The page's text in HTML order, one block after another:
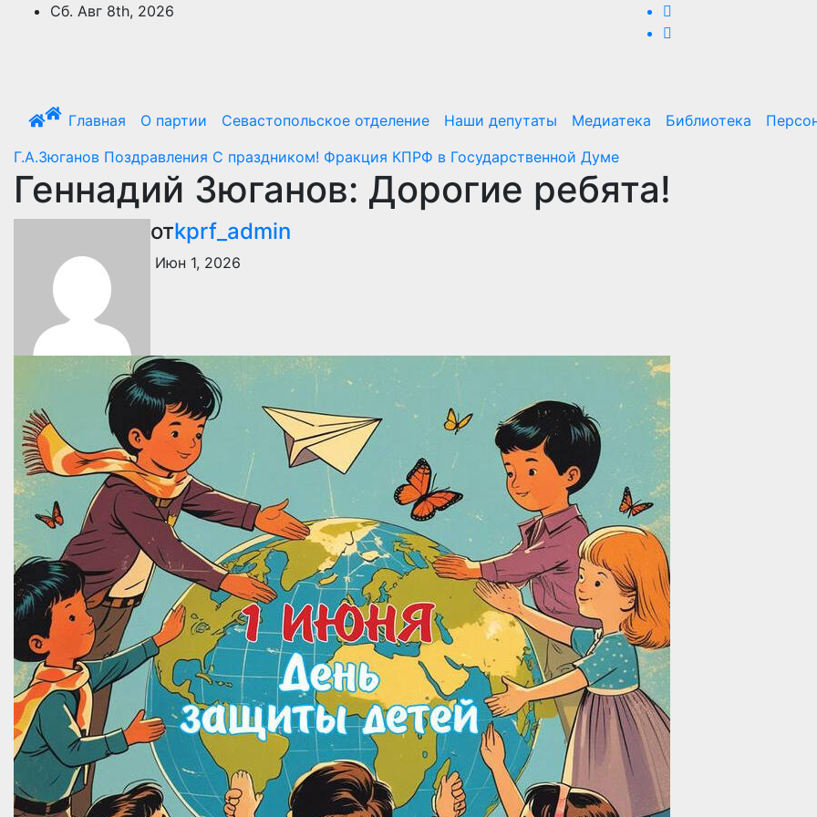
ПерейтиСб. Авг 8th, 2026
Главная О партии Севастопольское отделение Наши депутаты Медиатека Библиотека
Г.А.Зюганов Поздравления С праздником! Фракция КПРФ в Государственной Думе
Геннадий Зюганов: Дорогие ребята!
отkprf_admin
Июн 1, 2026